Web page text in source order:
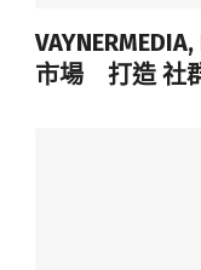
市場 打造 社